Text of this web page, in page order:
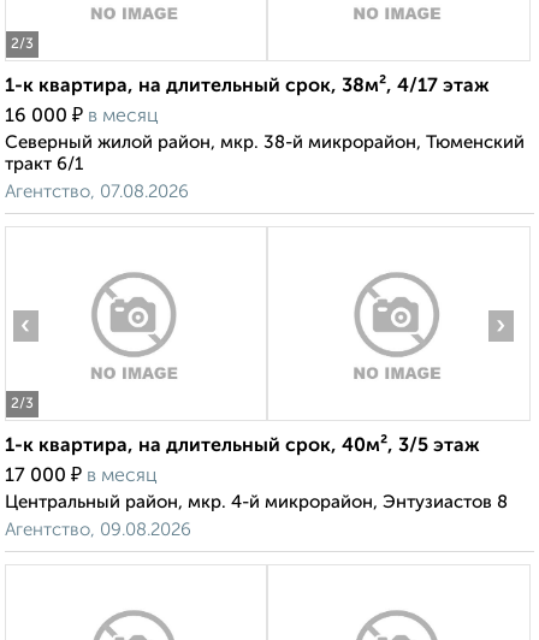
2/3
1-к квартира, на длительный срок, 38м², 4/17 этаж
16 000 ₽ в месяц
Северный жилой район, мкр. 38-й микрорайон, Тюменский
тракт 6/1
Агентство, 07.08.2026
2/3
‹ ›
1-к квартира, на длительный срок, 40м², 3/5 этаж
17 000 ₽ в месяц
Центральный район, мкр. 4-й микрорайон, Энтузиастов 8
Агентство, 09.08.2026